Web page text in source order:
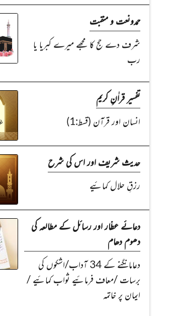
حمدونعت و منقبت
شرف دے حج کا مجھے میرے کبریا یا
رب
تفسیر قراٰنِ کریم
انسان اور قرآن (قسط:1)
حدیث شریف اور اس کی شرح
رزقِ حلال کمائیے
دعائے عطّار اور رسائل کے مطالعہ کی
دھوم دھام
دعامانگنے کے 34 آداب/اشکوں کی
برسات /معاف فرمائیے ثواب کمائیے /
ایمان پر خاتمہ